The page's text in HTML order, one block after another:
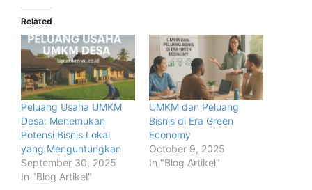
Related
Peluang Usaha UMKM
Desa: Menemukan
Potensi Bisnis Lokal
yang Menguntungkan
September 30, 2025
In "Blog Artikel"
UMKM dan Peluang
Bisnis di Era Green
Economy
October 9, 2025
In "Blog Artikel"